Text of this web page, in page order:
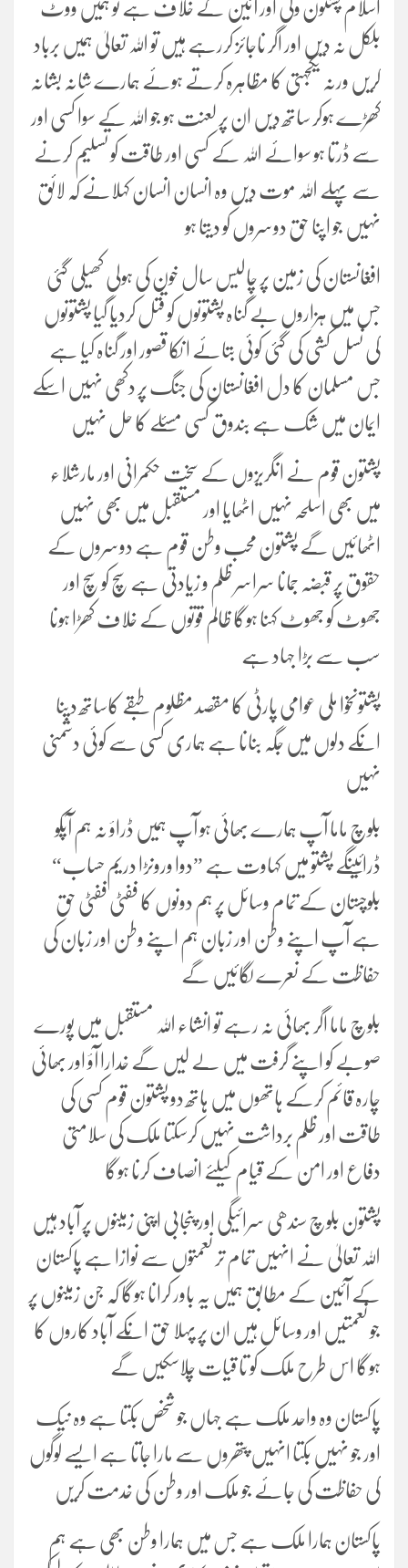
اسلام پشتون ولی اور آئین کے خلاف ہے تو ہمیں ووٹ
بلکل نہ دیں اور اگر ناجائز کررہے ہیں تو اللہ تعالیٰ ہمیں برباد
کریں ورنہ یکجہتی کا مظاہرہ کرتے ہوئے ہمارے شانہ بشانہ
کھڑے ہوکر ساتھ دیں ان پر لعنت ہو جو اللہ کے سوا کسی اور
سے ڈرتا ہو سوائے اللہ کے کسی اور طاقت کو تسلیم کرنے
سے پہلے اللہ موت دیں وہ انسان انسان کہلانے کہ لائق
نہیں جو اپنا حق دوسروں کو دیتا ہو
افغانستان کی زمین پر چالیس سال خون کی ہولی کھیلی گئی
جس میں ہزاروں بے گناہ پشتونوں کو قتل کردیا گیا پشتونوں
کی نسل کشی کی گئی کوئی بتائے ا نکا قصور اور گناہ کیا ہے
جس مسلمان کا دل افغانستان کی جنگ پر دکھی نہیں اسکے
ایمان میں شک ہے بندوق کسی مسئلے کا حل نہیں
پشتون قوم نے انگریزوں کے سخت حکمرانی اور مارشلاء
میں بھی اسلحہ نہیں اٹھایا اور مستقبل میں بھی نہیں
اٹھائیں گے پشتون محب وطن قوم ہے دوسروں کے
حقوق پر قبضہ جمانا سراسر ظلم و زیادتی ہے سچ کو سچ اور
جھوٹ کو جھوٹ کہنا ہوگا ظالم قوتوں کے خلاف کھڑا ہونا
سب سے بڑا جہاد ہے
پشتونخوا ملی عوامی پارٹی کا مقصد مظلوم طبقے کاساتھ دینا
انکے دلوں میں جگہ بنانا ہے ہماری کسی سے کوئی دشمنی
نہیں
بلوچ ماما آپ ہمارے بھائی ہو آپ ہمیں ڈراؤ نہ ہم آپکو
ڈرائینگے پشتو میں کہاوت ہے ”دوا ورونڑا دریم حساب“
بلوچستان کے تمام وسائل پر ہم دونوں کا ففٹی ففٹی حق
ہے آپ اپنے وطن اور زبان ہم اپنے وطن اور زبان کی
حفاظت کے نعرے لگائیں گے
بلوچ ماما اگر بھائی نہ رہے تو انشاء اللہ مستقبل میں پورے
صوبے کو اپنے گرفت میں لے لیں گے خدارا آؤ اور بھائی
چارہ قائم کرکے ہاتھوں میں ہاتھ دو پشتون قوم کسی کی
طاقت اور ظلم برداشت نہیں کرسکتا ملک کی سلامتی
دفاع اور امن کے قیام کیلئے انصاف کرنا ہوگا
پشتون بلوچ سندھی سرائیگی اور پنجابی اپنی زمینوں پر آباد ہیں
اللہ تعالیٰ نے انہیں تمام تر نعمتوں سے نوازا ہے پاکستان
کے آئین کے مطابق ہمیں یہ باور کرانا ہوگا کہ جن زمینوں پر
جو نعمتیں اور وسائل ہیں ان پر پہلا حق انکے آباد کاروں کا
ہوگا اس طرح ملک کو تا قیات چلاسکیں گے
پاکستان وہ واحد ملک ہے جہاں جو شخص بکتا ہے وہ نیک
اور جو نہیں بکتا انہیں پتھروں سے مارا جاتا ہے ایسے لوگوں
کی حفاظت کی جائے جو ملک اور وطن کی خدمت کریں
پاکستان ہمارا ملک ہے جس میں ہمارا وطن بھی ہے ہم